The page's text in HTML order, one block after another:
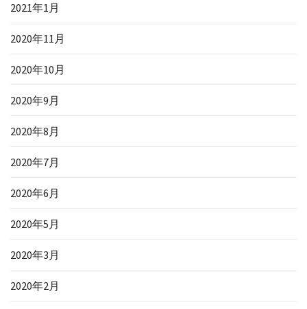
2021年1月
2020年11月
2020年10月
2020年9月
2020年8月
2020年7月
2020年6月
2020年5月
2020年3月
2020年2月